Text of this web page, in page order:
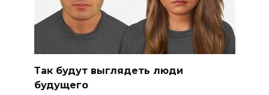
Так будут выглядеть люди
будущего